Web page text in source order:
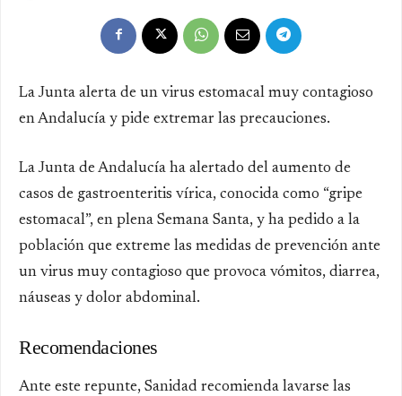
La Junta alerta de un virus estomacal muy contagioso
en Andalucía y pide extremar las precauciones.
La Junta de Andalucía ha alertado del aumento de
casos de gastroenteritis vírica, conocida como “gripe
estomacal”, en plena Semana Santa, y ha pedido a la
población que extreme las medidas de prevención ante
un virus muy contagioso que provoca vómitos, diarrea,
náuseas y dolor abdominal.
Recomendaciones
Ante este repunte, Sanidad recomienda lavarse las